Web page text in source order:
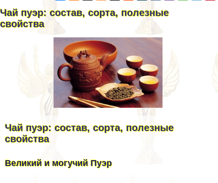
Чай пуэр: состав, сорта, полезные
свойства
Чай пуэр: состав, сорта, полезные
свойства
Великий и могучий Пуэр